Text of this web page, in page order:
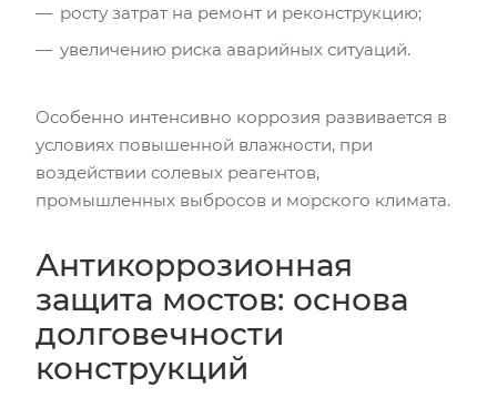
росту затрат на ремонт и реконструкцию;
увеличению риска аварийных ситуаций.
Особенно интенсивно коррозия развивается в
условиях повышенной влажности, при
воздействии солевых реагентов,
промышленных выбросов и морского климата.
Антикоррозионная
защита мостов: основа
долговечности
конструкций